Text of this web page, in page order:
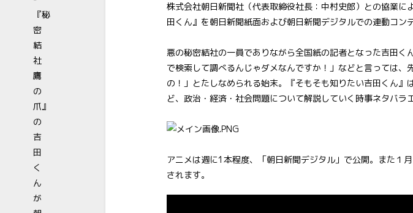
株式会社朝日新聞社（代表取締役社長：中村史郎）との協業
田くん』を朝日新聞紙面および朝日新聞デジタルでの連動コン
悪の秘密結社の一員でありながら全国紙の記者となった吉田
で検索して調べるんじゃダメなんですか！」などと言っては
の！」とたしなめられる始末。『そもそも知りたい吉田くん
ど、政治・経済・社会問題について解説していく時事ネタバラ
アニメは週に1本程度、「朝日新聞デジタル」で公開。また１
されます。